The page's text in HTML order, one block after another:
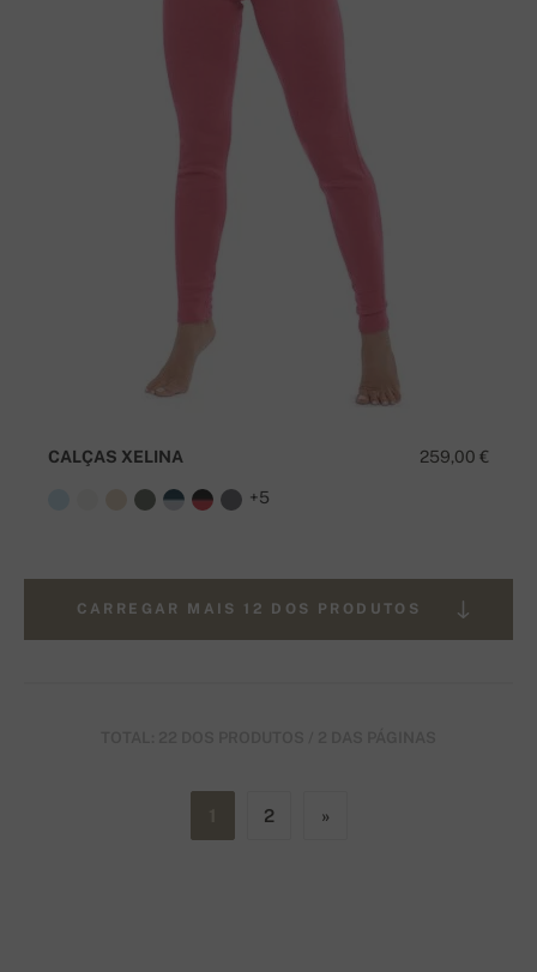
259,00 €
CALÇAS XELINA
+5
CARREGAR MAIS 12 DOS PRODUTOS
2 »